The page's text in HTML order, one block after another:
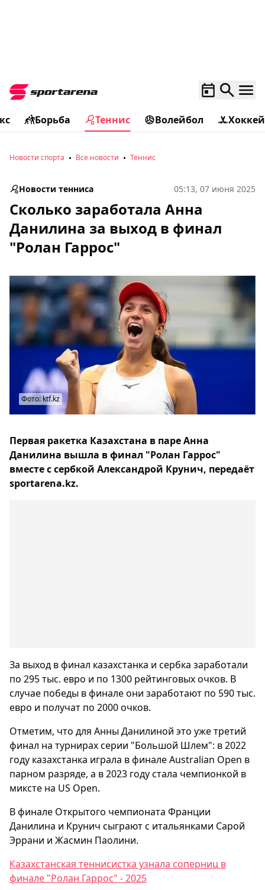
Борьба Теннис Волейбол Хоккей
Новости спорта Все новости Теннис
Новости тенниса 05:13, 07 июня 2025
Сколько заработала Анна
Данилина за выход в финал
"Ролан Гаррос"
Фото: ktf.kz
Первая ракетка Казахстана в паре Анна
Данилина вышла в финал "Ролан Гаррос"
вместе с сербкой Александрой Крунич, передаёт
sportarena.kz.
За выход в финал казахстанка и сербка заработали
по 295 тыс. евро и по 1300 рейтинговых очков. В
случае победы в финале они заработают по 590 тыс.
евро и получат по 2000 очков.
Отметим, что для Анны Данилиной это уже третий
финал на турнирах серии "Большой Шлем": в 2022
году казахстанка играла в финале Australian Open в
парном разряде, а в 2023 году стала чемпионкой в
миксте на US Open.
В финале Открытого чемпионата Франции
Данилина и Крунич сыграют с итальянками Сарой
Эррани и Жасмин Паолини.
Казахстанская теннисистка узнала соперниц в
финале "Ролан Гаррос" - 2025